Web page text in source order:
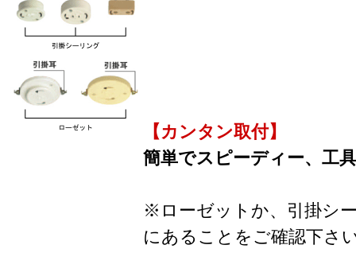
【カンタン取付】
簡単でスピーディー、工
※ローゼットか、引掛シ
にあることをご確認下さ